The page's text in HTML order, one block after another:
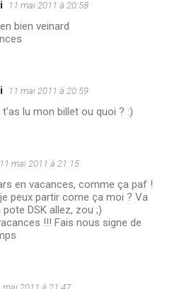
11 mai 2011 à 20:58
bien veinard
11 mai 2011 à 20:59
t'as lu mon billet ou quoi ? :)
11 mai 2011 à 21:15
en vacances, comme ça paf !
peux partir come ça moi ? Va
DSK allez, zou ;)
!!! Fais nous signe de